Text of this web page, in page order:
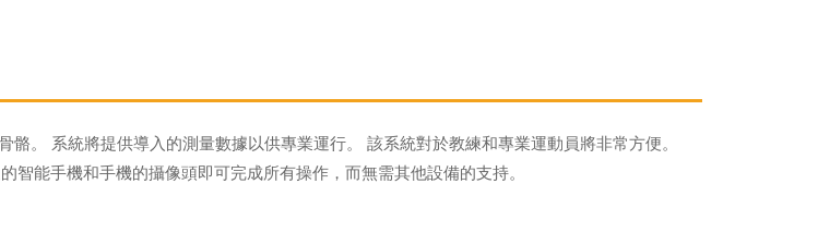
。 系統將提供導入的測量數據以供專業運行。 該系統對於教練和專業運動員將非常方便。
能手機和手機的攝像頭即可完成所有操作，而無需其他設備的支持。